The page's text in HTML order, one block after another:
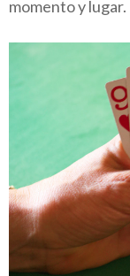
momento y lugar.